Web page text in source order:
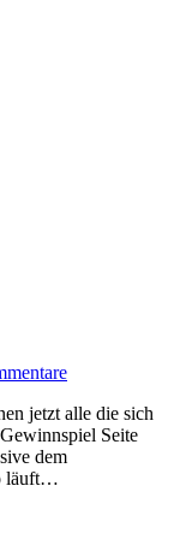
jetzt alle die sich
Seite
dem
läuft…